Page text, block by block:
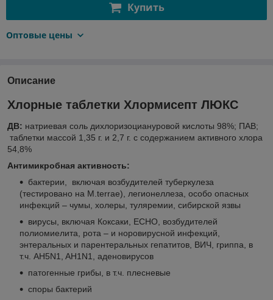
Купить
Оптовые цены
Описание
Хлорные таблетки Хлормисепт ЛЮКС
ДВ: натриевая соль дихлоризоциануровой кислоты 98%; ПАВ;
таблетки массой 1,35 г. и 2,7 г. с содержанием активного хлора
54,8%
Антимикробная активность:
бактерии, включая возбудителей туберкулеза
(тестировано на M.terrae), легионеллеза, особо опасных
инфекций – чумы, холеры, туляремии, сибирской язвы
вирусы, включая Коксаки, ЕСНО, возбудителей
полиомиелита, рота – и норовирусной инфекций,
энтеральных и парентеральных гепатитов, ВИЧ, гриппа, в
т.ч. AH5N1, AH1N1, аденовирусов
патогенные грибы, в т.ч. плесневые
споры бактерий